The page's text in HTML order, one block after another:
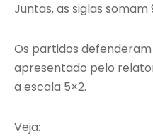
Juntas, as siglas
Os partidos
apresentado pelo
a escala 5×2.
Veja: